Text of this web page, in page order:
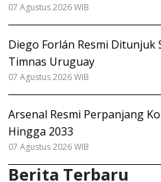
07 Agustus 2026 WIB
Diego Forlán Resmi Ditunjuk
Timnas Uruguay
07 Agustus 2026 WIB
Arsenal Resmi Perpanjang
Hingga 2033
07 Agustus 2026 WIB
Berita Terbaru